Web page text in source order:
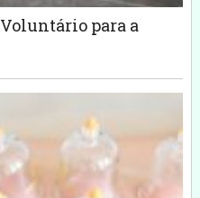
para a